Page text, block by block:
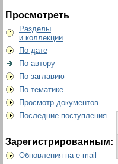
Просмотреть
Разделы
и коллекции
По дате
По автору
По заглавию
По тематике
Просмотр документов
Последние поступления
Зарегистрированным:
Обновления на e-mail